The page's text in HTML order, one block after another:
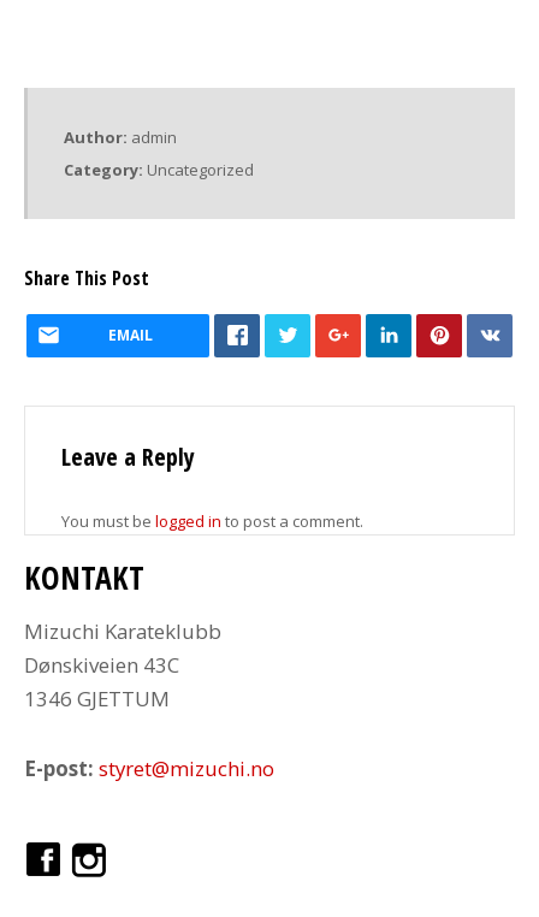
Author: admin
Category: Uncategorized
Share This Post
EMAIL
Leave a Reply
You must be logged in to post a comment.
KONTAKT
Mizuchi Karateklubb
Dønskiveien 43C
1346 GJETTUM
E-post: styret@mizuchi.no